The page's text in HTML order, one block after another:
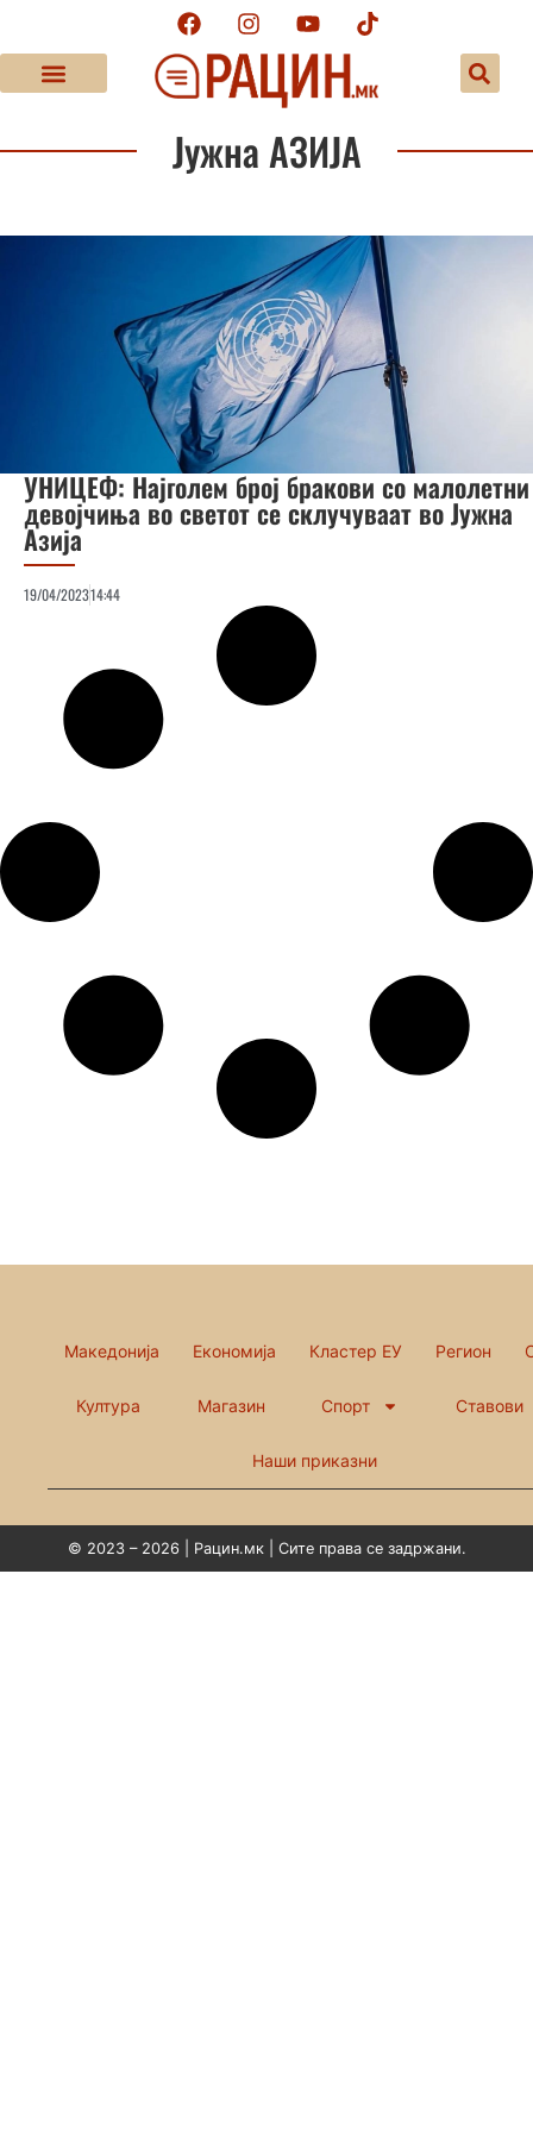
Јужна АЗИЈА
УНИЦЕФ: Најголем број бракови со малолетни
девојчиња во светот се склучуваат во Јужна
Азија
19/04/202314:44
Македонија Економија Кластер ЕУ Регион
Култура Магазин Спорт Ставови
Наши приказни
© 2023 – 2026 | Рацин.мк | Сите права се задржани.